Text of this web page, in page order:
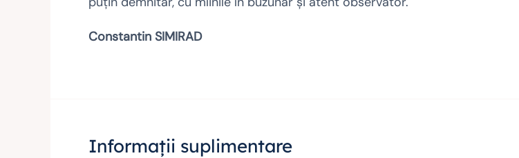
Constantin SIMIRAD
Informații suplimentare